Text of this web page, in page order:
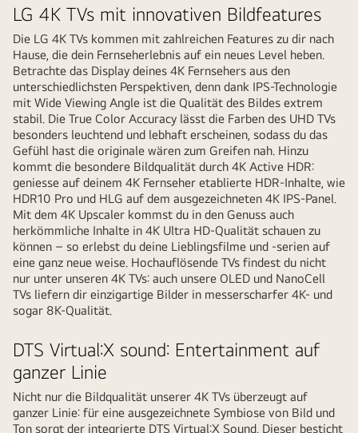
LG 4K TVs mit innovativen Bildfeatures
Die LG 4K TVs kommen mit zahlreichen Features zu dir nach
Hause, die dein Fernseherlebnis auf ein neues Level heben.
Betrachte das Display deines 4K Fernsehers aus den
unterschiedlichsten Perspektiven, denn dank IPS-Technologie
mit Wide Viewing Angle ist die Qualität des Bildes extrem
stabil. Die True Color Accuracy lässt die Farben des UHD TVs
besonders leuchtend und lebhaft erscheinen, sodass du das
Gefühl hast die originale wären zum Greifen nah. Hinzu
kommt die besondere Bildqualität durch 4K Active HDR:
geniesse auf deinem 4K Fernseher etablierte HDR-Inhalte, wie
HDR10 Pro und HLG auf dem ausgezeichneten 4K IPS-Panel.
Mit dem 4K Upscaler kommst du in den Genuss auch
herkömmliche Inhalte in 4K Ultra HD-Qualität schauen zu
können – so erlebst du deine Lieblingsfilme und -serien auf
eine ganz neue weise. Hochauflösende TVs findest du nicht
nur unter unseren 4K TVs: auch unsere OLED und NanoCell
TVs liefern dir einzigartige Bilder in messerscharfer 4K- und
sogar 8K-Qualität.
DTS Virtual:X sound: Entertainment auf
ganzer Linie
Nicht nur die Bildqualität unserer 4K TVs überzeugt auf
ganzer Linie: für eine ausgezeichnete Symbiose von Bild und
Ton sorgt der integrierte DTS Virtual:X Sound. Dieser besticht